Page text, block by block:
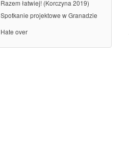
Razem łatwiej! (Korczyna 2019)
Spotkanie projektowe w Granadzie
Hate over